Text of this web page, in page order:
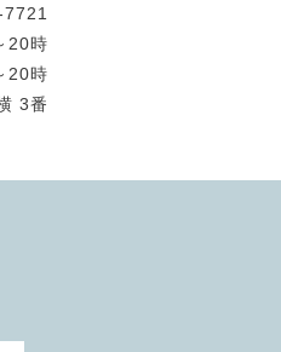
20時
時
3番